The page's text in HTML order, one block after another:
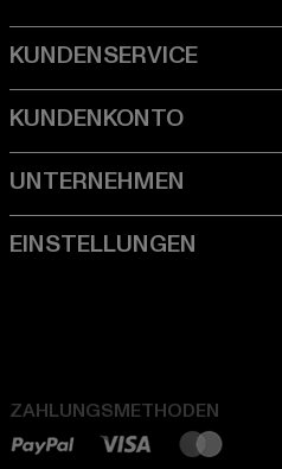
ZAHLUNGSMETHODEN